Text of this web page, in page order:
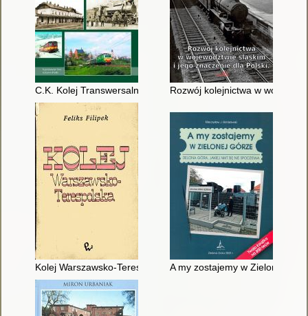
C.K. Kolej Transwersalna = (k.k. Galizische Transversalbahn,
Rozwój kolejnictwa w
Kolej Warszawsko-Terespolska A my zostajemy w Zielonej